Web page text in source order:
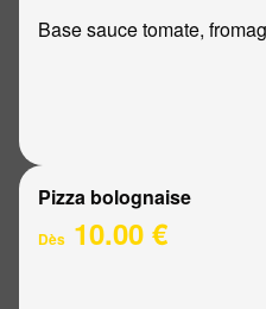
Base sauce tomate,
Pizza bolognaise
Dès 10.00 €